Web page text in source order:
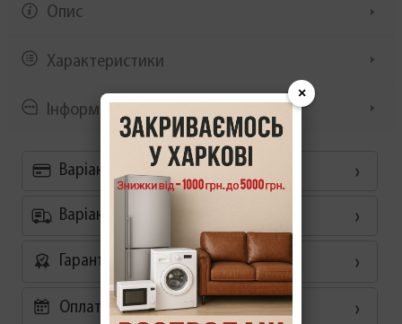
Опис
Характеристики
Інформація/демонстрація
Варіанти оплати
Варіанти доставки
Гарантія
Оплата частинами 0%
×